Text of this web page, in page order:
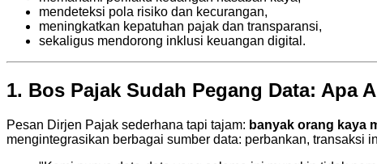
mendeteksi pola risiko dan kecurangan,
meningkatkan kepatuhan pajak dan transparansi,
sekaligus mendorong inklusi keuangan digital.
1. Bos Pajak Sudah Pegang Data: Apa
Pesan Dirjen Pajak sederhana tapi tajam: banyak orang kaya
mengintegrasikan berbagai sumber data: perbankan, transaksi